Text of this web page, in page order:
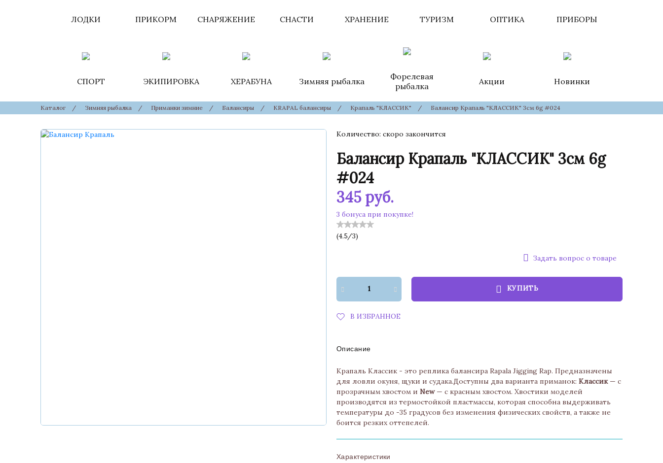
ЛОДКИ ПРИКОРМ СНАРЯЖЕНИЕ СНАСТИ ХРАНЕНИЕ ТУРИЗМ ОПТИКА ПРИБОРЫ
СПОРТ ЭКИПИРОВКА ХЕРАБУНА Зимняя рыбалка
Форелевая
рыбалка
Акции Новинки
Каталог / Зимняя рыбалка / Приманки зимние / Балансиры / KRAPAL балансиры / Крапаль "КЛАССИК" / Балансир Крапаль "КЛАССИК" 3см 6g #024
Количество скоро закончится
Балансир Крапаль "КЛАССИК" 3см 6g
#024
345 руб.
3 бонуса при покупке!
(4.5/3)
Задать вопрос о товаре
КУПИТЬ
В ИЗБРАННОЕ
Описание
Крапаль Классик - это реплика балансира Rapala Jigging Rap. Предназначены
для ловли окуня, щуки и судака.Доступны два варианта приманок: Классик— с
прозрачным хвостом и New— с красным хвостом. Хвостики моделей
производятся из термостойкой пластмассы, которая способна выдерживать
температуры до -35 градусов без изменения физических свойств, а также не
боится резких оттепелей.
Характеристики